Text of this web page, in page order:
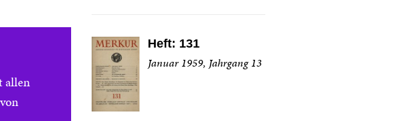
allen
Heft: 131
Januar 1959, Jahrgang 13